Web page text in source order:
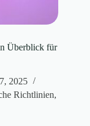
Überblick für
2025
Richtlinien,